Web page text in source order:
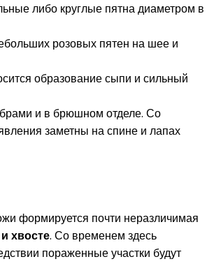
либо круглые пятна диаметром в
розовых пятен на шее и
образование сыпи и сильный
и в брюшном отделе. Со
заметны на спине и лапах
формируется почти неразличимая
хвосте. Со временем здесь
пораженные участки будут